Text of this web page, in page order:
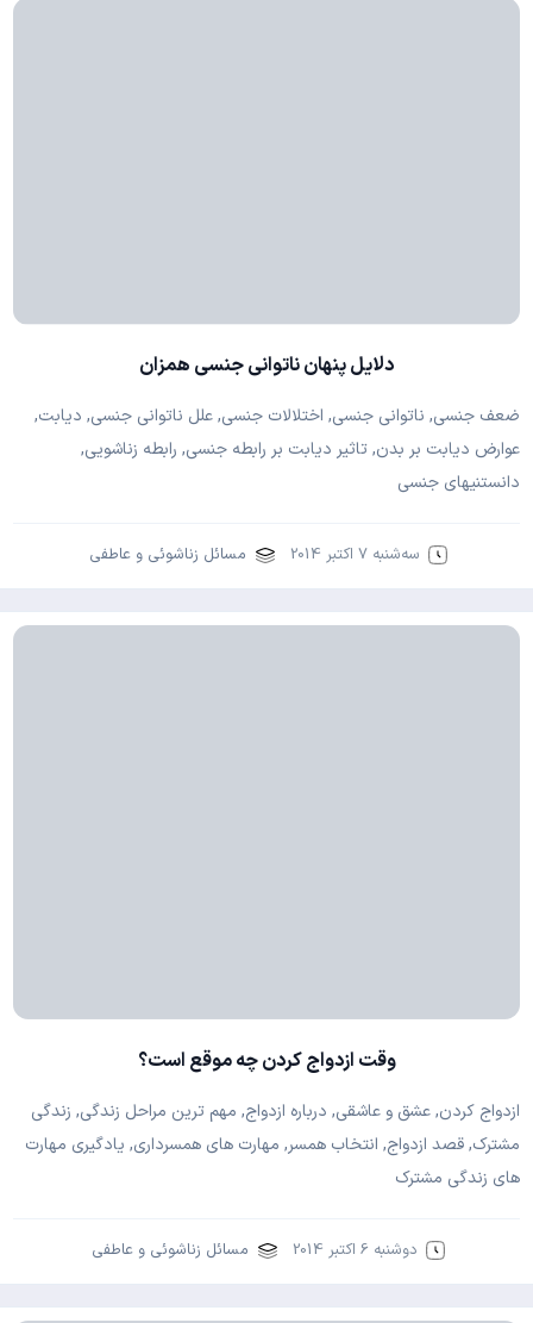
دلایل پنهان ناتوانی جنسی همزان
ضعف جنسی, ناتوانی جنسی, اختلالات جنسی, علل ناتوانی جنسی, دیابت,
عوارض دیابت بر بدن, تاثیر دیابت بر رابطه جنسی, رابطه زناشویی,
دانستنیهای جنسی
سه‌شنبه 7 اکتبر 2014 مسائل زناشوئی و عاطفی
وقت ازدواج کردن چه موقع است؟
ازدواج کردن, عشق و عاشقی, درباره ازدواج, مهم ترین مراحل زندگی, زندگی
مشترک, قصد ازدواج, انتخاب همسر, مهارت های همسرداری, یادگیری مهارت
های زندگی مشترک
دوشنبه 6 اکتبر 2014 مسائل زناشوئی و عاطفی